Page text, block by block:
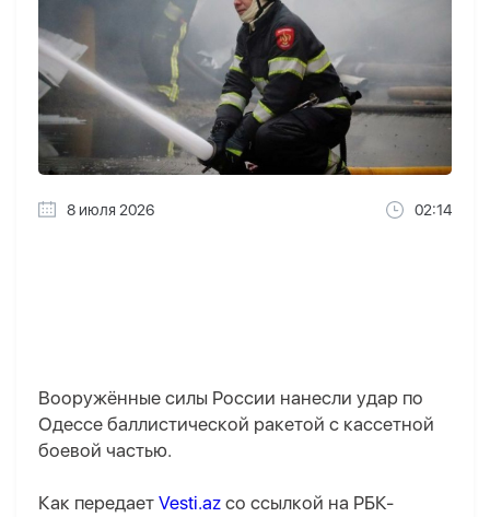
8 июля 2026 02:14
Вооружённые силы России нанесли удар по
Одессе баллистической ракетой с кассетной
боевой частью.
Как передает Vesti.az со ссылкой на РБК-